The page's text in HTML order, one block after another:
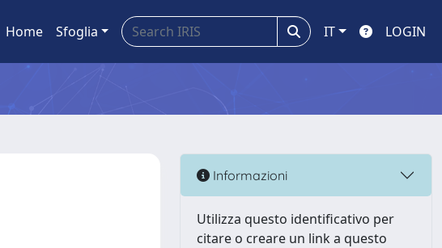
Home Sfoglia IT LOGIN
Informazioni
Utilizza questo identificativo per
citare o creare un link a questo